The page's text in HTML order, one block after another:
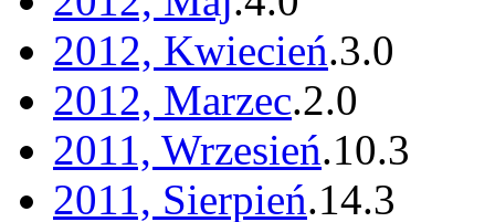
2012, Kwiecień.3.0
2012, Marzec.2.0
2011, Wrzesień.10.3
2011, Sierpień.14.3